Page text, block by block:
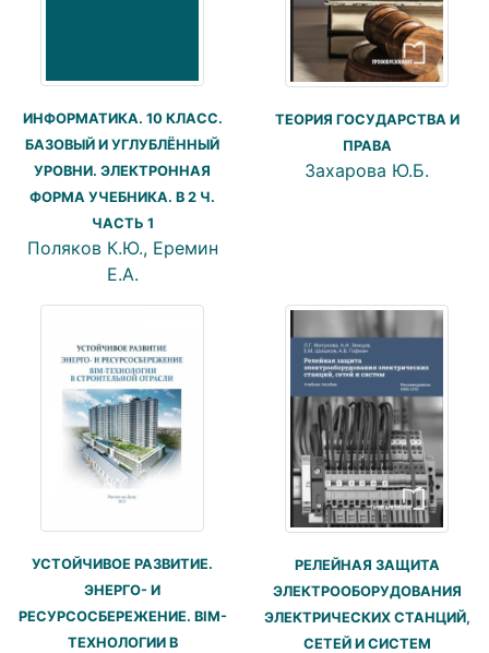
ИНФОРМАТИКА. 10 КЛАСС.
БАЗОВЫЙ И УГЛУБЛЁННЫЙ
УРОВНИ. ЭЛЕКТРОННАЯ
ФОРМА УЧЕБНИКА. В 2 Ч.
ЧАСТЬ 1
Поляков К.Ю., Еремин
Е.А.
ТЕОРИЯ ГОСУДАРСТВА И
ПРАВА
Захарова Ю.Б.
УСТОЙЧИВОЕ РАЗВИТИЕ.
ЭНЕРГО- И
РЕСУРСОСБЕРЕЖЕНИЕ. BIM-
ТЕХНОЛОГИИ В
РЕЛЕЙНАЯ ЗАЩИТА
ЭЛЕКТРООБОРУДОВАНИЯ
ЭЛЕКТРИЧЕСКИХ СТАНЦИЙ,
СЕТЕЙ И СИСТЕМ